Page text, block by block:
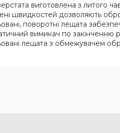
виготовлена з литого
швидкостей дозволяють
поворотні лещата
вимикач по закінченню
лещата з обмежувачем